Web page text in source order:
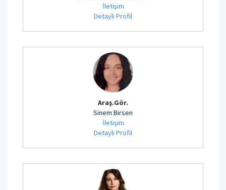
İletişim
Detaylı Profil
Araş.Gör.
Sinem Birsen
İletişim
Detaylı Profil